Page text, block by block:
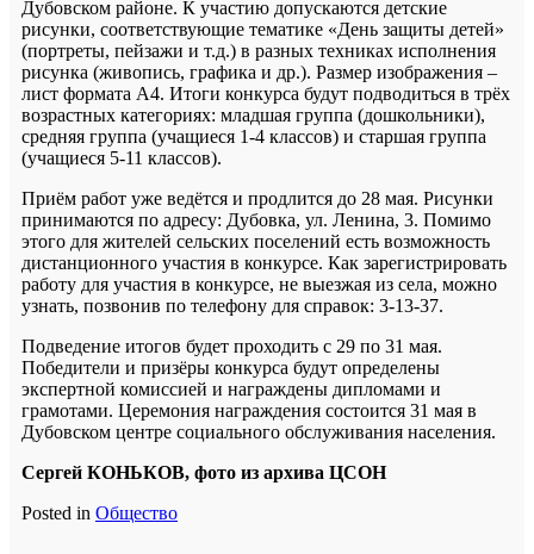
Дубовском районе. К участию допускаются детские
рисунки, соответствующие тематике «День защиты детей»
(портреты, пейзажи и т.д.) в разных техниках исполнения
рисунка (живопись, графика и др.). Размер изображения –
лист формата А4. Итоги конкурса будут подводиться в трёх
возрастных категориях: младшая группа (дошкольники),
средняя группа (учащиеся 1-4 классов) и старшая группа
(учащиеся 5-11 классов).
Приём работ уже ведётся и продлится до 28 мая. Рисунки
принимаются по адресу: Дубовка, ул. Ленина, 3. Помимо
этого для жителей сельских поселений есть возможность
дистанционного участия в конкурсе. Как зарегистрировать
работу для участия в конкурсе, не выезжая из села, можно
узнать, позвонив по телефону для справок: 3-13-37.
Подведение итогов будет проходить с 29 по 31 мая.
Победители и призёры конкурса будут определены
экспертной комиссией и награждены дипломами и
грамотами. Церемония награждения состоится 31 мая в
Дубовском центре социального обслуживания населения.
Сергей КОНЬКОВ, фото из архива ЦСОН
Posted in Общество